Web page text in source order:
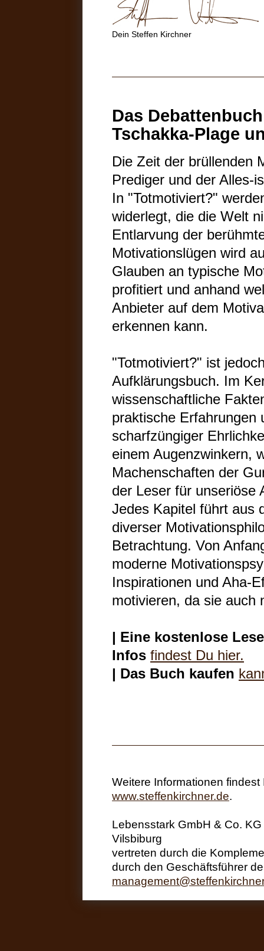
Dein Steffen Kirchner
Das
Tschakka-Plage
Die Zeit der brüllenden
Prediger und der Alles-
In "Totmotiviert?"
widerlegt, die die Welt
Entlarvung der
Motivationslügen wird
Glauben an typische
profitiert und anhand
Anbieter auf dem
erkennen kann.
"Totmotiviert?" ist
Aufklärungsbuch. Im
wissenschaftliche
praktische Erfahrungen
scharfzüngiger
einem Augenzwinkern,
Machenschaften der
der Leser für unseriöse
Jedes Kapitel führt aus
diverser
Betrachtung. Von
moderne
Inspirationen und Aha-
motivieren, da sie auch
| Eine kostenlose
Infos findest Du hier.
| Das Buch kaufen
Weitere Informationen
www.steffenkirchner.de.
Lebensstark GmbH & Co.
Vilsbiburg
vertreten durch die
durch den Geschäftsführer